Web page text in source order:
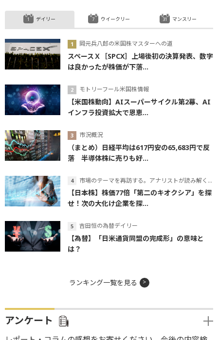
デイリー
岡元兵八郎の米国株マスターへの道
スペースＸ［SPCX］上場後初の決算発表、数字
は良かったが株価が下落...
モトリーフール米国株情報
【米国株動向】AIスーパーサイクル第2幕、AI
インフラ投資拡大で恩恵...
市況概況
（まとめ）日経平均は617円安の65,683円で反
落 半導体株に売りも好...
市場のテーマを再訪する。アナリストが読み解くテーマの本質
【日本株】株価77倍「第二のキオクシア」を探
せ！次の大化け企業を探...
吉田恒の為替デイリー
【為替】「日米通貨同盟の完成形」の意味と
は？
ウイークリー マンスリー
ランキング一覧を見る
アンケート